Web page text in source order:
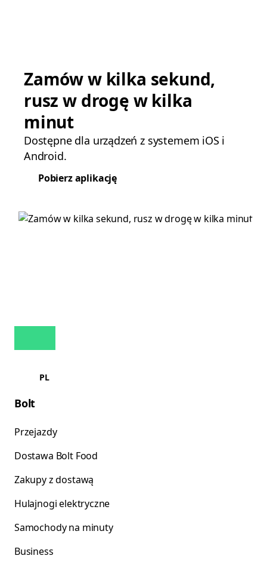
Zamów w kilka sekund,
rusz w drogę w kilka
minut
Dostępne dla urządzeń z systemem iOS i
Android.
Pobierz aplikację
PL
Bolt
Przejazdy
Dostawa Bolt Food
Zakupy z dostawą
Hulajnogi elektryczne
Samochody na minuty
Business